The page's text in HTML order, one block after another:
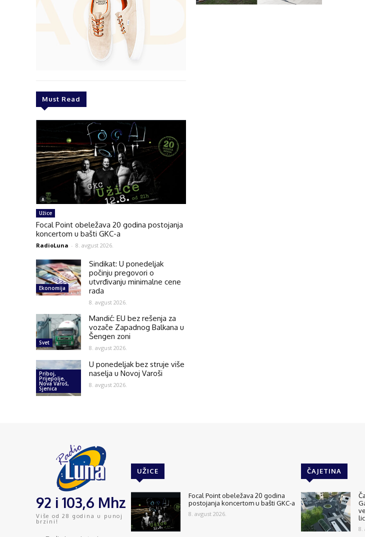
Must Read
Užice
Focal Point obeležava 20 godina postojanja
koncertom u bašti GKC-a
RadioLuna - 8. avgust 2026.
Ekonomija
Sindikat: U ponedeljak
počinju pregovori o
utvrđivanju minimalne cene
rada
8. avgust 2026.
Svet
Mandić: EU bez rešenja za
vozače Zapadnog Balkana u
Šengen zoni
8. avgust 2026.
Priboj,
Prijepolje,
Nova Varoš,
Sjenica
U ponedeljak bez struje više
naselja u Novoj Varoši
8. avgust 2026.
92 i 103,6 Mhz
Više od 28 godina u punoj
brzini!
UŽICE
Focal Point obeležava 20 godina
postojanja koncertom u bašti GKC-a
8. avgust 2026.
ČAJETINA
8.